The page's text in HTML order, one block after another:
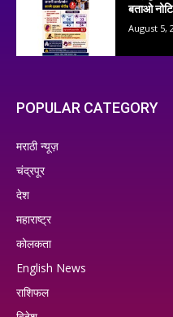
बताओ
August 5,
POPULAR CATEGORY
मराठी न्यूज़
चंद्रपूर
देश
महाराष्ट्र
कोलकता
English News
राशिफल